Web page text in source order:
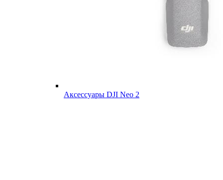
Аксессуары DJI Neo 2